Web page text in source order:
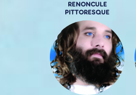
RENONCULE
PITTORESQUE